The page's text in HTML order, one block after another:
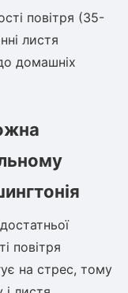
повітря (35-
листя
домашніх
повітря
на стрес, тому